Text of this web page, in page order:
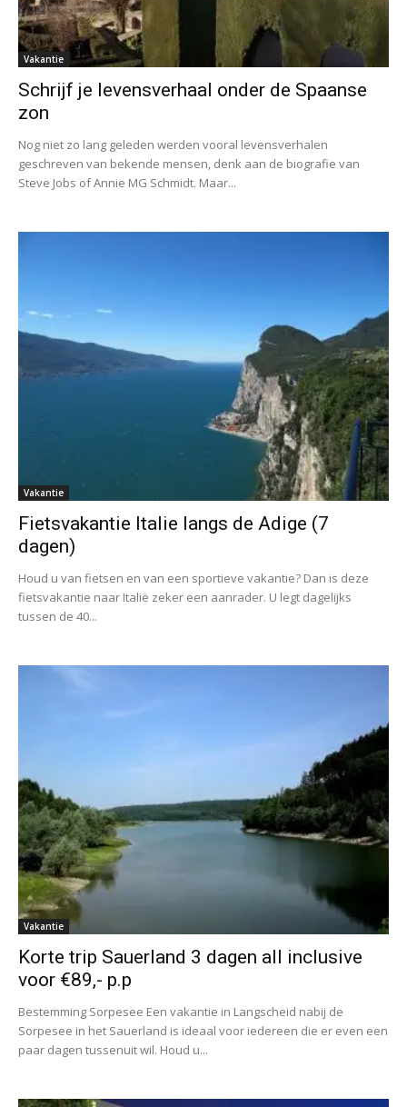
Vakantie
Schrijf je levensverhaal onder de Spaanse
zon
Nog niet zo lang geleden werden vooral levensverhalen
geschreven van bekende mensen, denk aan de biografie van
Steve Jobs of Annie MG Schmidt. Maar...
Vakantie
Fietsvakantie Italie langs de Adige (7
dagen)
Houd u van fietsen en van een sportieve vakantie? Dan is deze
fietsvakantie naar Italië zeker een aanrader. U legt dagelijks
tussen de 40...
Vakantie
Korte trip Sauerland 3 dagen all inclusive
voor €89,- p.p
Bestemming Sorpesee Een vakantie in Langscheid nabij de
Sorpesee in het Sauerland is ideaal voor iedereen die er even een
paar dagen tussenuit wil. Houd u...